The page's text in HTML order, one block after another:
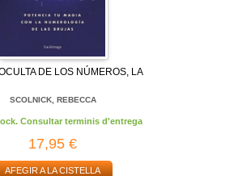
DE LOS NÚMEROS, LA
SCOLNICK, REBECCA
Consultar terminis d'entrega
17,95 €
AFEGIR A LA CISTELLA